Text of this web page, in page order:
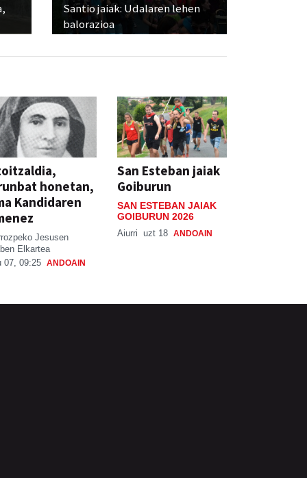
Santio jaiak: Udalaren lehen
balorazioa
honetan,
Kandidaren
Jesusen
Elkartea
07, 09:25 ANDOAIN
San Esteban jaiak
Goiburun
SAN ESTEBAN JAIAK
GOIBURUN 2026
Aiurri uzt 18 ANDOAIN